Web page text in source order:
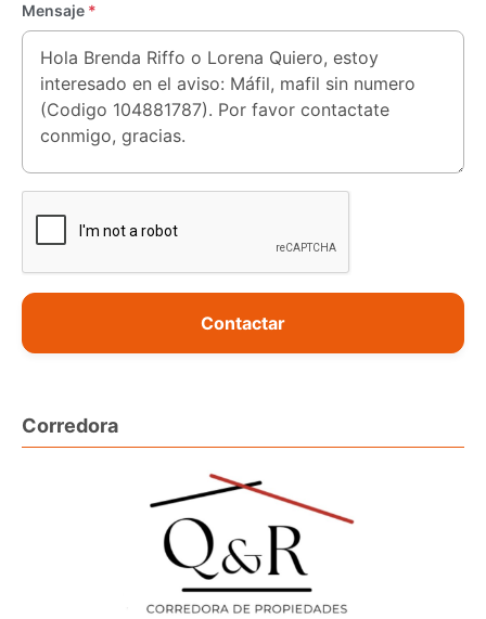
Mensaje *
Contactar
Corredora